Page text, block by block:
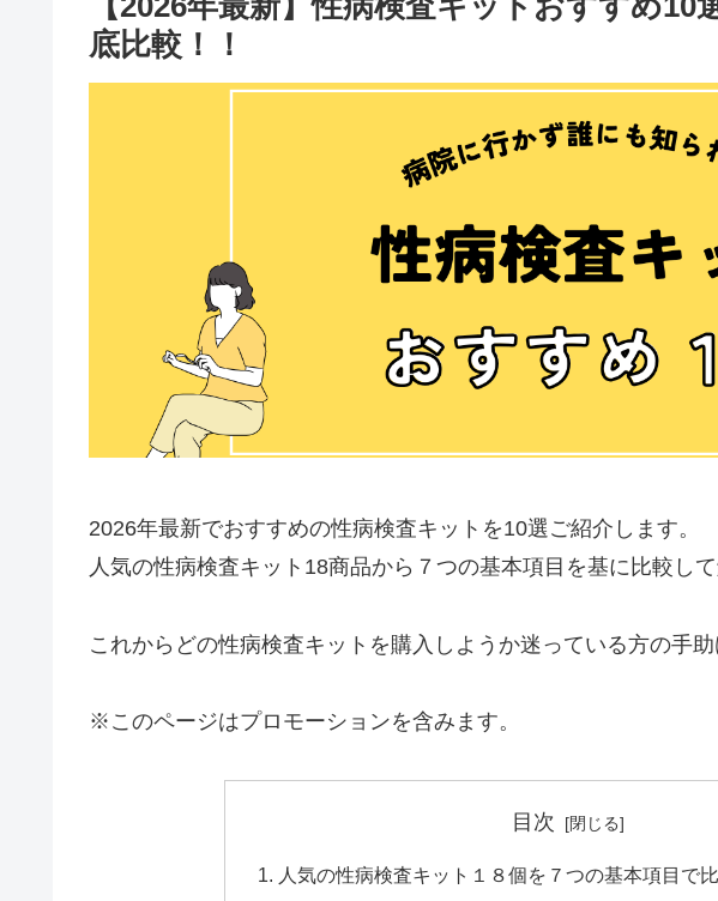
底比較！！
2026年最新でおすすめの性病検査キットを10選ご紹介します。
人気の性病検査キット18商品から７つの基本項目を基に比較して
これからどの性病検査キットを購入しようか迷っている方の手助
※このページはプロモーションを含みます。
目次
人気の性病検査キット１８個を７つの基本項目で比